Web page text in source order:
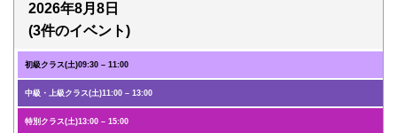
2026年8月8日
(3件のイベント)
初級クラス(土)09:30 – 11:00
中級・上級クラス(土)11:00 – 13:00
特別クラス(土)13:00 – 15:00